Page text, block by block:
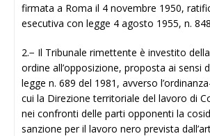
firmata a Roma il 4 novembre 1950,
esecutiva con legge 4 agosto 1955, n.
2.− Il Tribunale rimettente è investito
ordine all’opposizione, proposta ai sensi
legge n. 689 del 1981, avverso
cui la Direzione territoriale del lavoro di
nei confronti delle parti opponenti la
sanzione per il lavoro nero prevista